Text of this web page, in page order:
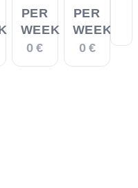
PER
WEEK
0 €
PER
WEEK
0 €